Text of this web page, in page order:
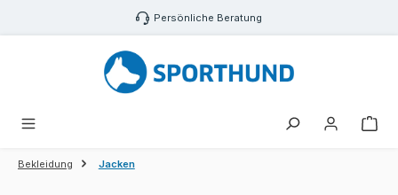
Zum Hauptinhalt springen Persönliche Beratung
Bekleidung Jacken